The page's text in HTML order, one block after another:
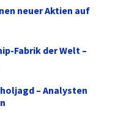
neuer Aktien auf
Fabrik der Welt –
– Analysten